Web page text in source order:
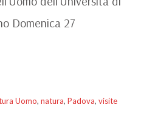
Domenica 27
Uomo, natura, Padova, visite